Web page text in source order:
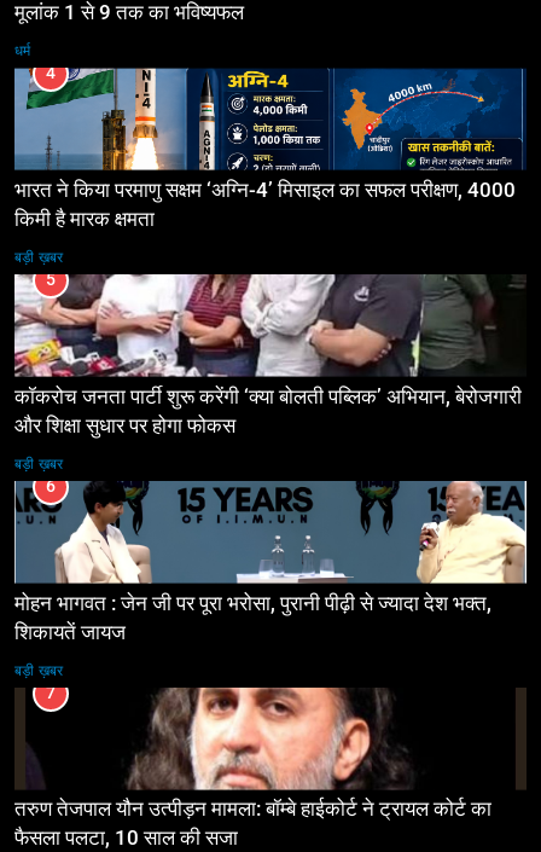
मूलांक 1 से 9 तक का भविष्यफल
धर्म
4
भारत ने किया परमाणु सक्षम ‘अग्नि-4’ मिसाइल का सफल परीक्षण, 4000
किमी है मारक क्षमता
बड़ी ख़बर
5
कॉकरोच जनता पार्टी शुरू करेंगी ‘क्या बोलती पब्लिक’ अभियान, बेरोजगारी
और शिक्षा सुधार पर होगा फोकस
बड़ी ख़बर
6
मोहन भागवत : जेन जी पर पूरा भरोसा, पुरानी पीढ़ी से ज्यादा देश भक्त,
शिकायतें जायज
बड़ी ख़बर
7
तरुण तेजपाल यौन उत्पीड़न मामला: बॉम्बे हाईकोर्ट ने ट्रायल कोर्ट का
फैसला पलटा, 10 साल की सजा